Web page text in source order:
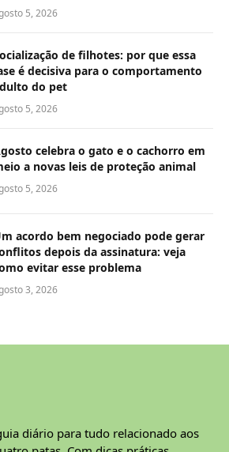
5, 2026
de filhotes: por que essa
é decisiva para o comportamento
do pet
5, 2026
celebra o gato e o cachorro em
a novas leis de proteção animal
5, 2026
acordo bem negociado pode gerar
depois da assinatura: veja
evitar esse problema
3, 2026
diário para tudo relacionado aos